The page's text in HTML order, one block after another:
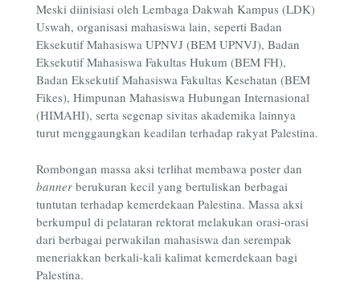
Meski diinisiasi oleh Lembaga Dakwah Kampus (LDK)
Uswah, organisasi mahasiswa lain, seperti Badan
Eksekutif Mahasiswa UPNVJ (BEM UPNVJ), Badan
Eksekutif Mahasiswa Fakultas Hukum (BEM FH),
Badan Eksekutif Mahasiswa Fakultas Kesehatan (BEM
Fikes), Himpunan Mahasiswa Hubungan Internasional
(HIMAHI), serta segenap sivitas akademika lainnya
turut menggaungkan keadilan terhadap rakyat Palestina.
Rombongan massa aksi terlihat membawa poster dan
banner berukuran kecil yang bertuliskan berbagai
tuntutan terhadap kemerdekaan Palestina. Massa aksi
berkumpul di pelataran rektorat melakukan orasi-orasi
dari berbagai perwakilan mahasiswa dan serempak
meneriakkan berkali-kali kalimat kemerdekaan bagi
Palestina.